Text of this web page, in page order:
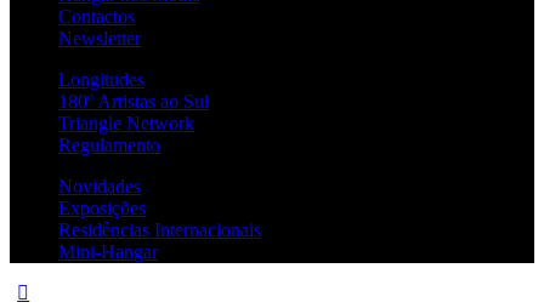
Contactos
Newsletter
Longitudes
180º Artistas ao Sul
Triangle Network
Regulamento
Novidades
Exposições
Residências Internacionais
Mini-Hangar